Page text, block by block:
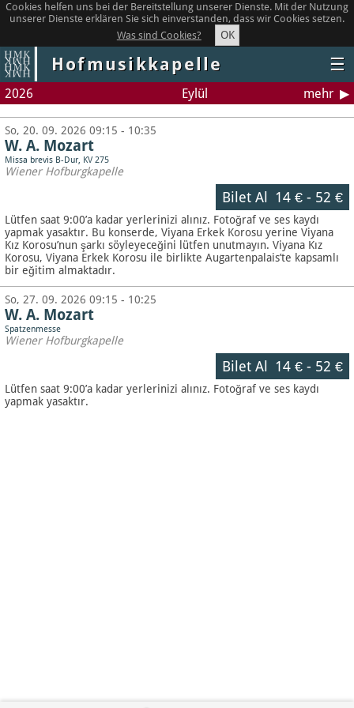
Cookies helfen uns bei der Bereitstellung unserer Dienste. Mit der Nutzung
unserer Dienste erklären Sie sich einverstanden, dass wir Cookies setzen.
Was sind Cookies?
OK
Hofmusikkapelle ☰
2026 Eylül mehr
So, 20. 09. 2026 09:15 - 10:35
W. A. Mozart
Missa brevis B-Dur, KV 275
Wiener Hofburgkapelle
Bilet Al 14 €- 52 €
Lütfen saat 9:00’a kadar yerlerinizi alınız. Fotoğraf ve ses kaydı
yapmak yasaktır. Bu konserde, Viyana Erkek Korosu yerine Viyana
Kız Korosu’nun şarkı söyleyeceğini lütfen unutmayın. Viyana Kız
Korosu, Viyana Erkek Korosu ile birlikte Augartenpalais’te kapsamlı
bir eğitim almaktadır.
So, 27. 09. 2026 09:15 - 10:25
W. A. Mozart
Spatzenmesse
Wiener Hofburgkapelle
Bilet Al 14 €- 52 €
Lütfen saat 9:00’a kadar yerlerinizi alınız. Fotoğraf ve ses kaydı
yapmak yasaktır.